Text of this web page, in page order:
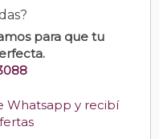
para que tu
Whatsapp y recibí